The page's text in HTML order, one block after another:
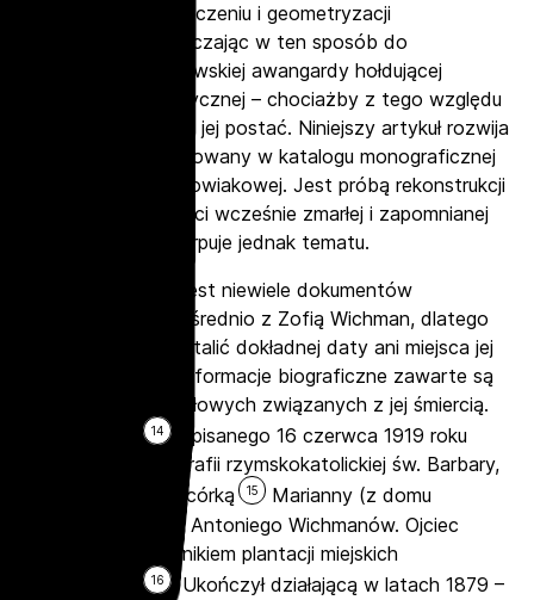
ku dalszemu uproszczeniu i geometryzacji
przedstawień, dołączając w ten sposób do
środowiska warszawskiej awangardy hołdującej
abstrakcji geometrycznej – chociażby z tego względu
warto przypomnieć jej postać. Niniejszy artykuł rozwija
problem zasygnalizowany w katalogu monograficznej
wystawy Nicz-Borowiakowej. Jest próbą rekonstrukcji
biografii i twórczości wcześnie zmarłej i zapomnianej
artystki, nie wyczerpuje jednak tematu.
Obecnie znanych jest niewiele dokumentów
związanych bezpośrednio z Zofią Wichman, dlatego
też nie udało się ustalić dokładnej daty ani miejsca jej
urodzenia. Skąpe informacje biograficzne zawarte są
w materiałach źródłowych związanych z jej śmiercią.
14
, spisanego 16 czerwca 1919 roku
w warszawskiej parafii rzymskokatolickiej św. Barbary,
wiadomo, że była córką
15
Marianny (z domu
Marszałkowskiej) i Antoniego Wichmanów. Ojciec
artystki był ogrodnikiem plantacji miejskich
16
. Ukończył działającą w latach 1879 –